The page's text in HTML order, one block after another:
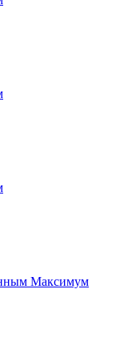
Максимум